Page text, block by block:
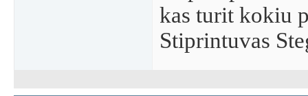
kas turit kokiu
Stiprintuvas